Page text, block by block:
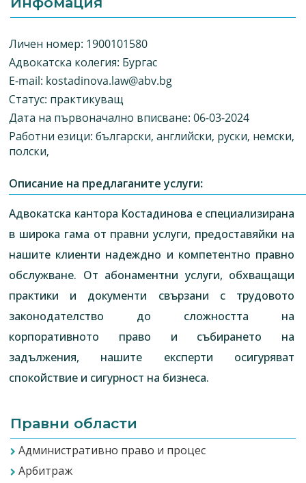
Личен номер: 1900101580
Адвокатска колегия: Бургас
E-mail: kostadinova.law@abv.bg
Статус: практикуващ
Дата на първоначално вписване: 06-03-2024
Работни езици: български, английски, руски, немски,
полски,
Описание на предлаганите услуги:
Адвокатска кантора Костадинова е специализирана
в широка гама от правни услуги, предоставяйки на
нашите клиенти надеждно и компетентно правно
обслужване. От абонаментни услуги, обхващащи
практики и документи свързани с трудовото
законодателство до сложността на
корпоративното право и събирането на
задължения, нашите експерти осигуряват
спокойствие и сигурност на бизнеса.
Правни области
Административно право и процес
Арбитраж